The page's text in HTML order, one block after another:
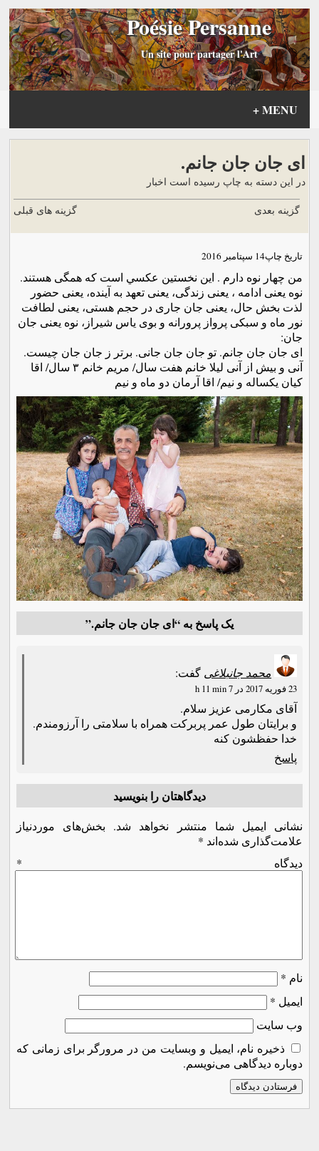
Poésie Persanne
Un site pour partager l'Art
MENU
+
اى جان جان جانم.
در این دسته به چاپ رسیده است اخبار
گزینه های قبلی گزینه بعدی
تاریخ چاپ14 سپتامبر 2016
من چهار نوه دارم . اين نخستين عكسي است كه همگى هستند.
نوه يعنى ادامه ، يعنى زندگى، يعنى تعهد به آينده، يعنى حضور
لذت بخش حال، يعنى جان جارى در حجم هستى، يعنى لطافت
نور ماه و سبكى پرواز پرورانه و بوى ياس شيراز، نوه يعنى جان
جان:
اى جان جان جانم. تو جان جان جانى. برتر ز جان جان چيست.
آنى و بيش از آنى ليلا خانم هفت سال/ مريم خانم ٣ سال/ اقا
كيان يكساله و نيم/ اقا آرمان دو ماه و نيم
یک پاسخ به “اى جان جان جانم.”
محمد جانبلاغی گفت:
23 فوریه 2017 در 7 h 11 min
آقای مکارمی عزیز سلام.
و برایتان طول عمر پربرکت همراه با سلامتی را آرزومندم.
خدا حفظشون کنه
پاسخ
دیدگاهتان را بنویسید
نشانی ایمیل شما منتشر نخواهد شد.
بخش‌های موردنیاز
علامت‌گذاری شده‌اند *
دیدگاه *
نام *
ایمیل *
وب‌ سایت
ذخیره نام، ایمیل و وبسایت من در مرورگر برای زمانی که
دوباره دیدگاهی می‌نویسم.